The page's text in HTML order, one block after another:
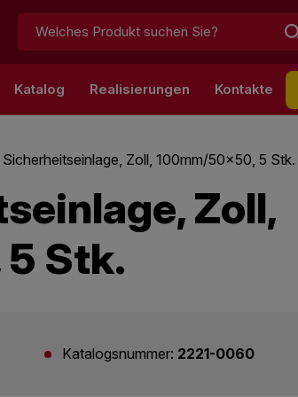
Suchen:
Katalog Realisierungen Kontakte
Zoll, 100mm/50x50, 5 Stk.
Zoll,
Stk.
Katalogsnummer: 2221-0060